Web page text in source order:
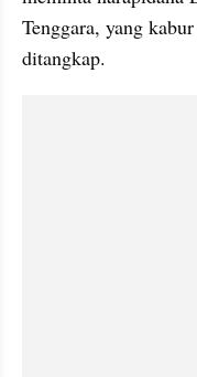
Tenggara, yang
ditangkap.